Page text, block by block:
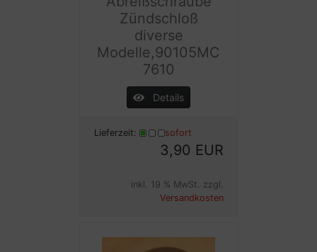
Zündschloß
diverse
Modelle,90105MC
7610
Details
Lieferzeit: sofort
3,90 EUR
inkl. 19 % MwSt. zzgl.
Versandkosten